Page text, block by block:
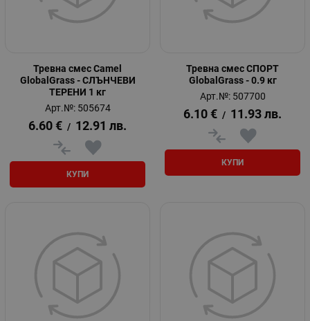
Тревна смес Camel
GlobalGrass - СЛЪНЧЕВИ
ТЕРЕНИ 1 кг
Арт.№: 505674
6.60 € / 12.91 лв.
КУПИ
Тревна смес СПОРТ
GlobalGrass - 0.9 кг
Арт.№: 507700
6.10 € / 11.93 лв.
КУПИ